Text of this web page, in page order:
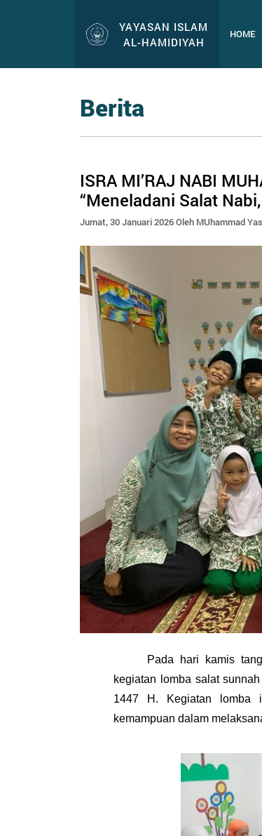
YAYASAN ISLAM
AL-HAMIDIYAH
HOME
Berita
ISRA MI’RAJ NABI
“Meneladani Salat
Jumat, 30 Januari 2026 Oleh MUhammad
Pada hari kamis
kegiatan lomba salat
1447 H. Kegiatan lomba
kemampuan dalam